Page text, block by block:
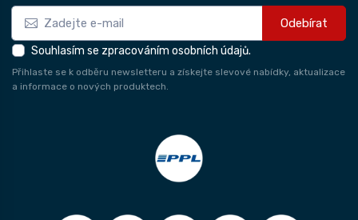
Odebírat
Souhlasím se zpracováním osobních údajů.
Přihlaste se k odběru newsletteru a získejte slevové nabídky, aktualizace
a informace o nových produktech.